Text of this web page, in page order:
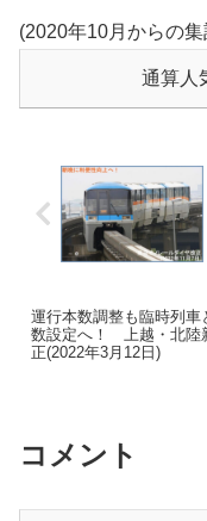
(2020年10月からの
通算人
運行本数調整も臨時列車
数設定へ！ 上越・北陸
正(2022年3月12日)
コメント